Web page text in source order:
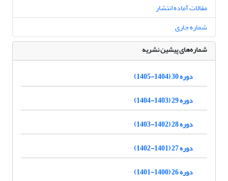
مقالات آماده انتشار
شماره جاری
شماره‌های پیشین نشریه
دوره 30 (1404-1405)
دوره 29 (1403-1404)
دوره 28 (1402-1403)
دوره 27 (1401-1402)
دوره 26 (1400-1401)